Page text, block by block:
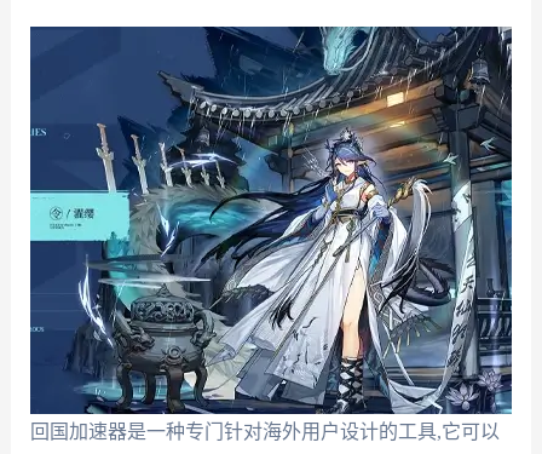
回国加速器是一种专门针对海外用户设计的工具,它可以